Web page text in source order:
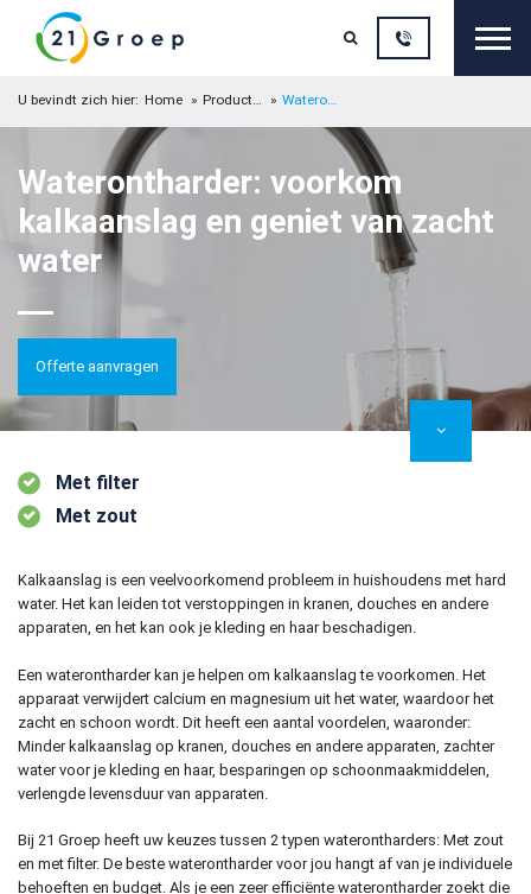
 Sluit
U bevindt zich hier: Home Producten Waterontharder
Waterontharder: voorkom
kalkaanslag en geniet van zacht
water
Offerte aanvragen
Met filter
Met zout
Kalkaanslag is een veelvoorkomend probleem in huishoudens met hard
water. Het kan leiden tot verstoppingen in kranen, douches en andere
apparaten, en het kan ook je kleding en haar beschadigen.
Een waterontharder kan je helpen om kalkaanslag te voorkomen. Het
apparaat verwijdert calcium en magnesium uit het water, waardoor het
zacht en schoon wordt. Dit heeft een aantal voordelen, waaronder:
Minder kalkaanslag op kranen, douches en andere apparaten, zachter
water voor je kleding en haar, besparingen op schoonmaakmiddelen,
verlengde levensduur van apparaten.
Bij 21 Groep heeft uw keuzes tussen 2 typen waterontharders: Met zout
en met filter. De beste waterontharder voor jou hangt af van je individuele
behoeften en budget. Als je een zeer efficiënte waterontharder zoekt die